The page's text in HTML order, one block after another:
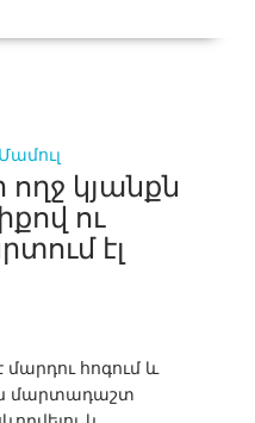
ողջ կյանքն
ու
էլ
մարդու հոգում և
մարտադաշտ